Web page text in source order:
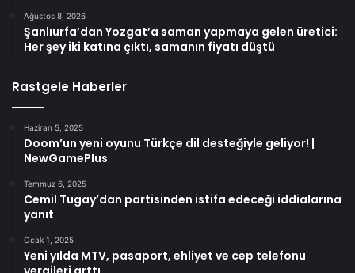
Ağustos 8, 2026
Şanlıurfa’dan Yozgat’a saman yapmaya gelen üretici:
Her şey iki katına çıktı, samanın fiyatı düştü
Rastgele Haberler
Haziran 5, 2025
Doom’un yeni oyunu Türkçe dil desteğiyle geliyor! |
NewGamePlus
Temmuz 6, 2025
Cemil Tugay’dan partisinden istifa edeceği iddialarına
yanıt
Ocak 1, 2025
Yeni yılda MTV, pasaport, ehliyet ve cep telefonu